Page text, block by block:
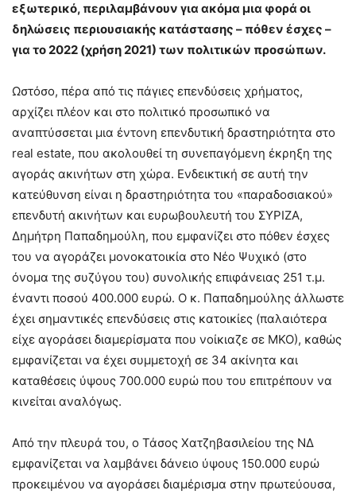
εξωτερικό, περιλαμβάνουν για ακόμα μια φορά οι
δηλώσεις περιουσιακής κατάστασης – πόθεν έσχες –
για το 2022 (χρήση 2021) των πολιτικών προσώπων.
Ωστόσο, πέρα από τις πάγιες επενδύσεις χρήματος,
αρχίζει πλέον και στο πολιτικό προσωπικό να
αναπτύσσεται μια έντονη επενδυτική δραστηριότητα στο
real estate, που ακολουθεί τη συνεπαγόμενη έκρηξη της
αγοράς ακινήτων στη χώρα. Ενδεικτική σε αυτή την
κατεύθυνση είναι η δραστηριότητα του «παραδοσιακού»
επενδυτή ακινήτων και ευρωβουλευτή του ΣΥΡΙΖΑ,
Δημήτρη Παπαδημούλη, που εμφανίζει στο πόθεν έσχες
του να αγοράζει μονοκατοικία στο Νέο Ψυχικό (στο
όνομα της συζύγου του) συνολικής επιφάνειας 251 τ.μ.
έναντι ποσού 400.000 ευρώ. Ο κ. Παπαδημούλης άλλωστε
έχει σημαντικές επενδύσεις στις κατοικίες (παλαιότερα
είχε αγοράσει διαμερίσματα που νοίκιαζε σε ΜΚΟ), καθώς
εμφανίζεται να έχει συμμετοχή σε 34 ακίνητα και
καταθέσεις ύψους 700.000 ευρώ που του επιτρέπουν να
κινείται αναλόγως.
Από την πλευρά του, ο Τάσος Χατζηβασιλείου της ΝΔ
εμφανίζεται να λαμβάνει δάνειο ύψους 150.000 ευρώ
προκειμένου να αγοράσει διαμέρισμα στην πρωτεύουσα,